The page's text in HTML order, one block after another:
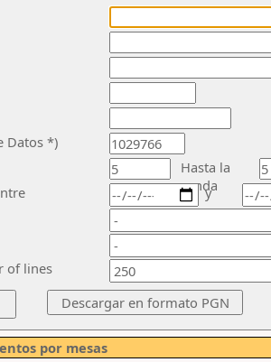
Datos *)
Hasta la
ronda
y
of lines
por mesas